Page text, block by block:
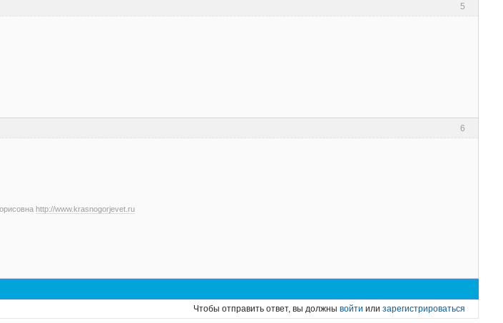
5
6
http://www.krasnogorjevet.ru
Чтобы отправить ответ, вы должнывойти илизарегистрироваться